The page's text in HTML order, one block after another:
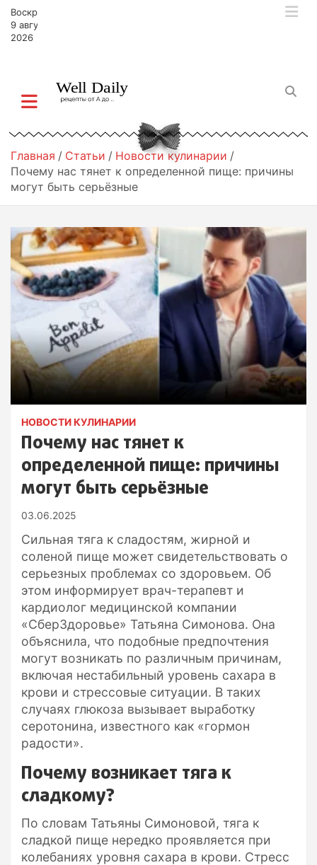
Воскресенье,
9 августа,
2026
Главная Статьи
Новости кулинарии
Почему нас тянет к определенной пище: причины
могут быть серьёзные
НОВОСТИ КУЛИНАРИИ
Почему нас тянет к
определенной пище: причины
могут быть серьёзные
03.06.2025
Сильная тяга к сладостям, жирной и
соленой пище может свидетельствовать о
серьезных проблемах со здоровьем. Об
этом информирует врач-терапевт и
кардиолог медицинской компании
«СберЗдоровье» Татьяна Симонова. Она
объяснила, что подобные предпочтения
могут возникать по различным причинам,
включая нестабильный уровень сахара в
крови и стрессовые ситуации. В таких
случаях глюкоза вызывает выработку
серотонина, известного как «гормон
радости».
Почему возникает тяга к
сладкому?
По словам Татьяны Симоновой, тяга к
сладкой пище нередко проявляется при
колебаниях уровня сахара в крови. Стресс